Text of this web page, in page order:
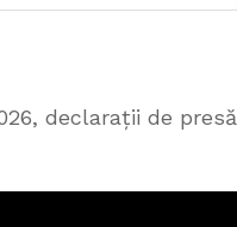
declarații de presă